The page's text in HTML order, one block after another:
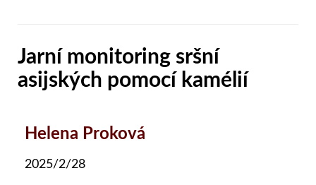
Jarní monitoring sršní
asijských pomocí kamélií
Helena Proková
2025/2/28